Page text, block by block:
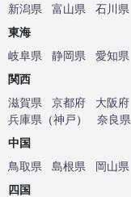
新潟県
富山県 石川県
東海
岐阜県
静岡県 愛知県
関西
滋賀県
京都府 大阪府
兵庫県 （神戸） 奈良県
中国
鳥取県
島根県 岡山県
四国